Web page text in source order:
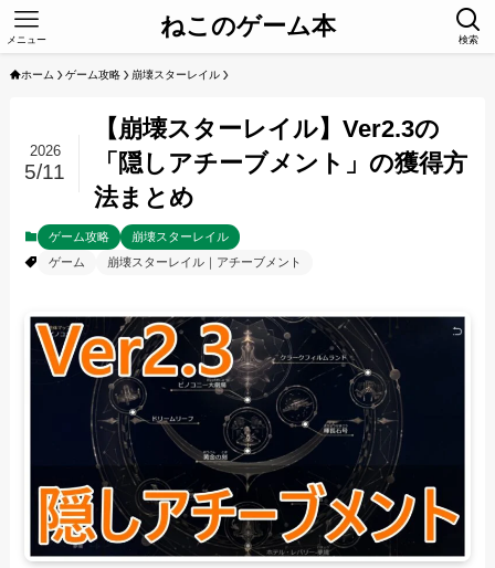
ねこのゲーム本 検索
メニュー
ホーム ゲーム攻略 崩壊スターレイル
【崩壊スターレイル】Ver2.3の
「隠しアチーブメント」の獲得方
法まとめ
2026
5/11
ゲーム攻略
崩壊スターレイル
ゲーム
崩壊スターレイル｜アチーブメント